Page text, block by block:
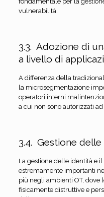
vulnerabilità.
3.3. Adozione di
a livello di
A differenza della
la microsegmentazione
operatori interni
a cui non sono autorizzati ad
3.4. Gestione
La gestione delle identità e
estremamente importanti
più negli ambienti OT, dove
fisicamente distruttive e